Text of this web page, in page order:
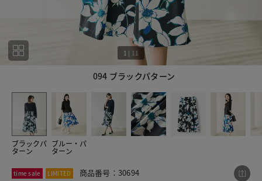
094 ブラックパターン
1 | 11
ブラックパ
ターン
ブルー・パ
ターン
11
time sale LIMITED 商品番号：30694